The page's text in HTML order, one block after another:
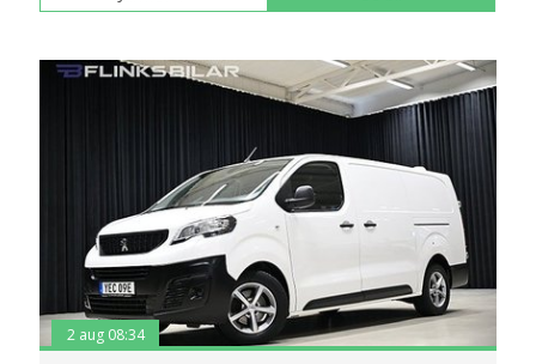
2 aug 08:34